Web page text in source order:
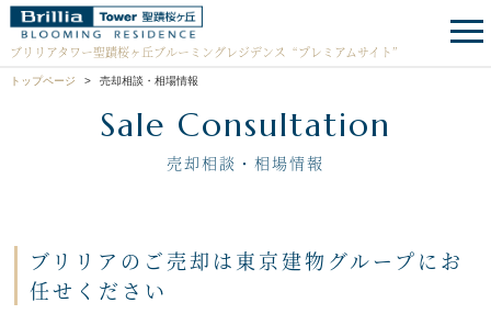
ブリリアタワー聖蹟桜ヶ丘ブルーミングレジデンス “プレミアムサイト”
トップページ 売却相談・相場情報
Sale Consultation
売却相談・相場情報
ブリリアのご売却は東京建物グループにお
任せください